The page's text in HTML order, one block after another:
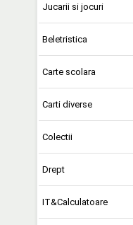
Jucarii si jocuri
Beletristica
Carte scolara
Carti diverse
Colectii
Drept
IT&Calculatoare